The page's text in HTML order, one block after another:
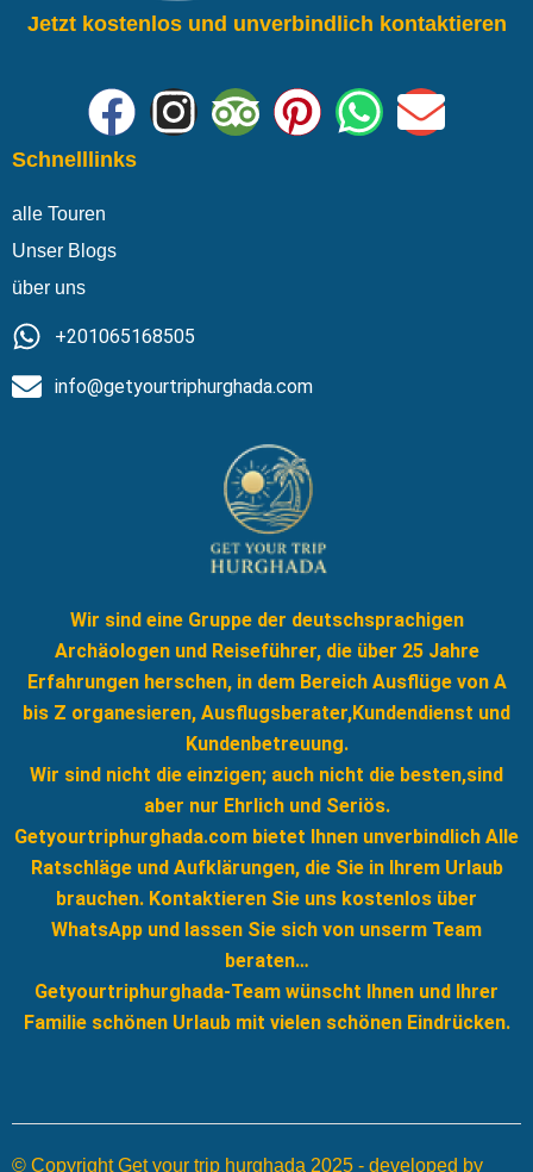
Jetzt kostenlos und unverbindlich kontaktieren
Schnelllinks
alle Touren
Unser Blogs
über uns
⁦+201065168505
info@getyourtriphurghada.com
Wir sind eine Gruppe der deutschsprachigen
Archäologen und Reiseführer, die über 25 Jahre
Erfahrungen herschen, in dem Bereich Ausflüge von A
bis Z organesieren, Ausflugsberater,Kundendienst und
Kundenbetreuung.
Wir sind nicht die einzigen; auch nicht die besten,sind
aber nur Ehrlich und Seriös.
Getyourtriphurghada.com bietet Ihnen unverbindlich Alle
Ratschläge und Aufklärungen, die Sie in Ihrem Urlaub
brauchen. Kontaktieren Sie uns kostenlos über
WhatsApp und lassen Sie sich von unserm Team
beraten…
Getyourtriphurghada-Team wünscht Ihnen und Ihrer
Familie schönen Urlaub mit vielen schönen Eindrücken.
© Copyright Get your trip hurghada 2025 - developed by